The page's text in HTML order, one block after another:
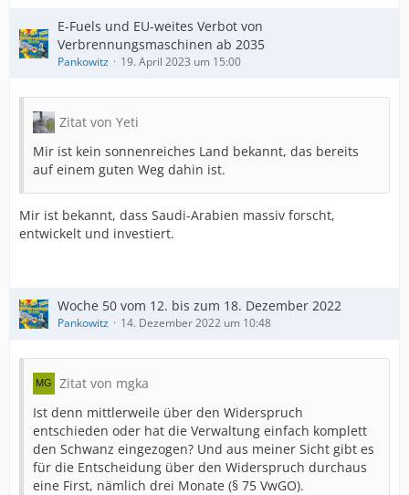
E-Fuels und EU-weites Verbot von
Verbrennungsmaschinen ab 2035
Pankowitz 19. April 2023 um 15:00
Zitat von Yeti
Mir ist kein sonnenreiches Land bekannt, das bereits
auf einem guten Weg dahin ist.
Mir ist bekannt, dass Saudi-Arabien massiv forscht,
entwickelt und investiert.
Woche 50 vom 12. bis zum 18. Dezember 2022
Pankowitz 14. Dezember 2022 um 10:48
Zitat von mgka
Ist denn mittlerweile über den Widerspruch
entschieden oder hat die Verwaltung einfach komplett
den Schwanz eingezogen? Und aus meiner Sicht gibt es
für die Entscheidung über den Widerspruch durchaus
eine First, nämlich drei Monate (§ 75 VwGO).